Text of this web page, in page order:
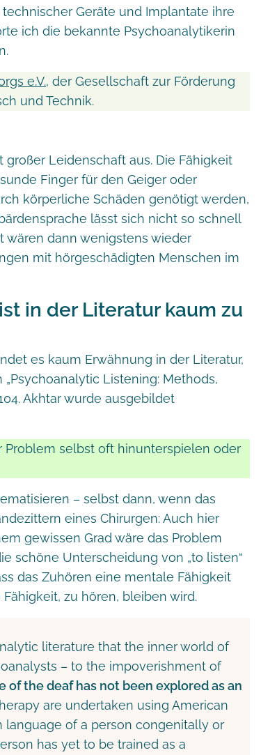
Geräte und Implantate ihre
ich die bekannte Psychoanalytikerin
e.V., der Gesellschaft zur Förderung
und Technik.
Leidenschaft aus. Die Fähigkeit
Finger für den Geiger oder
körperliche Schäden genötigt werden,
lässt sich nicht so schnell
wären dann wenigstens wieder
mit hörgeschädigten Menschen im
in der Literatur kaum zu
es kaum Erwähnung in der Literatur,
Listening: Methods,
Akhtar wurde ausgebildet
Problem selbst oft hinunterspielen oder
– selbst dann, wenn das
eines Chirurgen: Auch hier
gewissen Grad wäre das Problem
schöne Unterscheidung von „to listen“
das Zuhören eine mentale Fähigkeit
zu hören, bleiben wird.
literature that the inner world of
– to the impoverishment of
of the deaf has not been explored as an
are undertaken using American
language of a person congenitally or
has yet to be trained as a